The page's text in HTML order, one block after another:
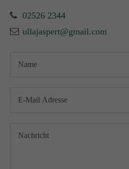
02526 2344
ullajaspert@gmail.com